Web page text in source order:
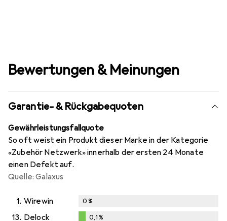
Bewertungen & Meinungen
Garantie- & Rückgabequoten
Gewährleistungsfallquote
So oft weist ein Produkt dieser Marke in der Kategorie
«Zubehör Netzwerk» innerhalb der ersten 24 Monate
einen Defekt auf.
Quelle: Galaxus
1. Wirewin 0%
13. Delock 0,1%